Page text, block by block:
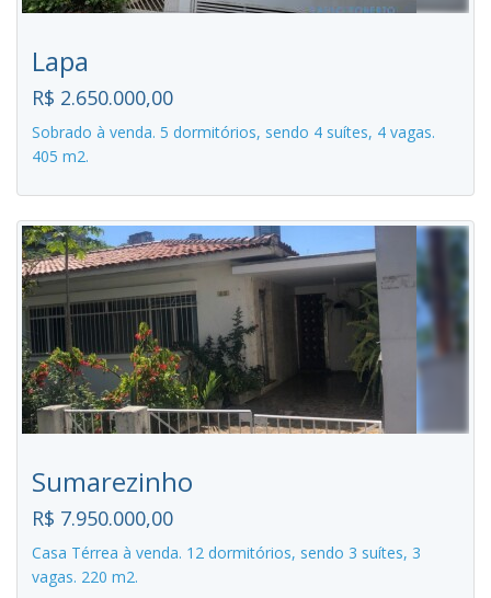
Lapa
R$ 2.650.000,00
Sobrado à venda. 5 dormitórios, sendo 4 suítes, 4 vagas.
405 m2.
Sumarezinho
R$ 7.950.000,00
Casa Térrea à venda. 12 dormitórios, sendo 3 suítes, 3
vagas. 220 m2.